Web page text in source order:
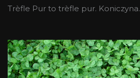
Trèfle Pur to trèfle pur. Koniczyna.